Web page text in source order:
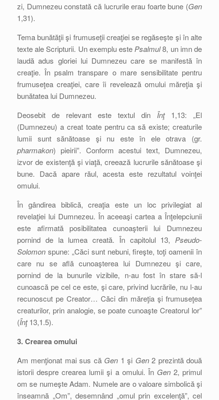
zi, Dumnezeu constată că lucrurile erau foarte bune (Gen
1,31).
Tema bunătăţii şi frumuseţii creaţiei se regăseşte şi în alte
texte ale Scripturii. Un exemplu este Psalmul8, un imn de
laudă adus gloriei lui Dumnezeu care se manifestă în
creaţie. În psalm transpare o mare sensibilitate pentru
frumuseţea creaţiei, care îi revelează omului măreţia şi
bunătatea lui Dumnezeu.
Deosebit de relevant este textul din Înţ1,13: „El
(Dumnezeu) a creat toate pentru ca să existe; creaturile
lumii sunt sănătoase şi nu este în ele otrava (gr.
pharmakon) pieirii”. Conform acestui text, Dumnezeu,
izvor de existenţă şi viaţă, creează lucrurile sănătoase şi
bune. Dacă apare răul, acesta este rezultatul voinţei
omului.
În gândirea biblică, creaţia este un loc privilegiat al
revelaţiei lui Dumnezeu. În aceeaşi cartea a Înţelepciunii
este afirmată posibilitatea cunoaşterii lui Dumnezeu
pornind de la lumea creată. În capitolul 13, Pseudo-
Solomon spune: „Căci sunt nebuni, fireşte, toţi oamenii în
care nu se află cunoaşterea lui Dumnezeu şi care,
pornind de la bunurile vizibile, n-au fost în stare să-l
cunoască pe cel ce este, şi care, privind lucrările, nu l-au
recunoscut pe Creator… Căci din măreţia şi frumuseţea
creaturilor, prin analogie, se poate cunoaşte Creatorul lor”
(Înţ13,1.5).
3. Crearea omului
Am menţionat mai sus că Gen 1 şi Gen2 prezintă două
istorii despre crearea lumii şi a omului. În Gen2, primul
om se numeşte Adam. Numele are o valoare simbolică şi
înseamnă „Om”, desemnând „omul prin excelenţă”, cel